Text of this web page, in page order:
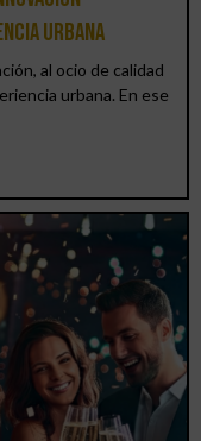
urbana
al ocio de calidad
urbana. En ese